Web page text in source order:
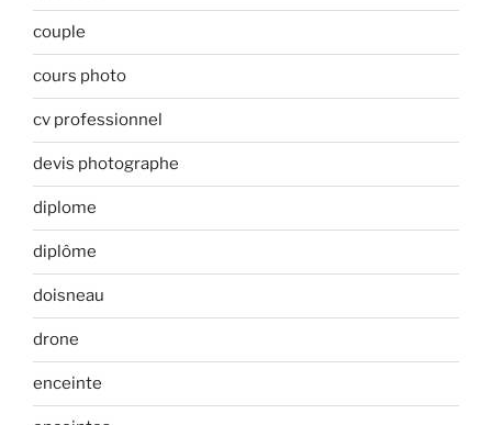
couple
cours photo
cv professionnel
devis photographe
diplome
diplôme
doisneau
drone
enceinte